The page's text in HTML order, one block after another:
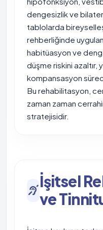
dengesizlik ve
tablolarda
rehberliğinde
habitüasyon ve
düşme riskini azaltır,
kompansasyon
Bu rehabilitasyon,
zaman zaman
stratejisidir.
İşitsel
ve